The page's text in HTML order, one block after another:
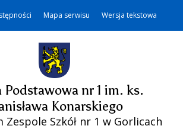
Mapa serwisu Wersja tekstowa
Podstawowa nr 1 im. ks.
Konarskiego
Zespole Szkół nr 1 w Gorlicach